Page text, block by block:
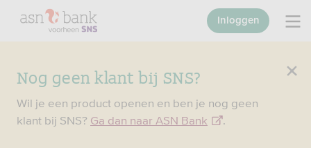
Nog geen klant bij SNS?
Wil je een product openen en ben je nog geen
klant bij SNS? Ga dan naar ASN Bank .
Inloggen